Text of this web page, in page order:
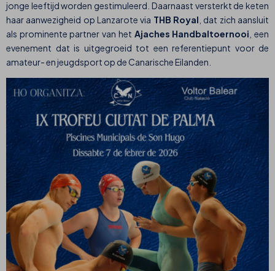
jonge leeftijd worden gestimuleerd. Daarnaast versterkt de keten
haar aanwezigheid op Lanzarote via THB Royal , dat zich aansluit
als prominente partner van het Ajaches Handbaltoernooi , een
evenement dat is uitgegroeid tot een referentiepunt voor de
amateur- en jeugdsport op de Canarische Eilanden.